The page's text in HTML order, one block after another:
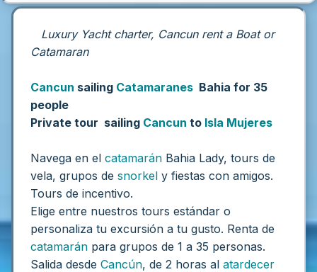
Luxury Yacht charter, Cancun rent a Boat or
Catamaran
Cancun sailing Catamaranes Bahia for 35
people
Private tour sailing Cancun to Isla Mujeres
Navega en el catamarán Bahia Lady, tours de
vela, grupos de snorkel y fiestas con amigos.
Tours de incentivo.
Elige entre nuestros tours estándar o
personaliza tu excursión a tu gusto. Renta de
catamarán para grupos de 1 a 35 personas.
Salida desde Cancún, de 2 horas al atardecer